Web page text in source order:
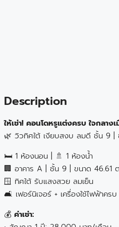
Description
ให้เช่า! คอนโดหรูแต่งครบ ใจกลา
🌿 วิวทิศใต้ เงียบสงบ ลมดี ชั้น 9 |
🛏 1 ห้องนอน | 🚿 1 ห้องน้ำ
🏢 อาคาร A | ชั้น 9 | ขนาด 46.61
🪟 ทิศใต้ รับแสงสวย ลมเย็น
🛋 เฟอร์นิเจอร์ + เครื่องใช้ไฟฟ้าครบ
💰 ค่าเช่า: